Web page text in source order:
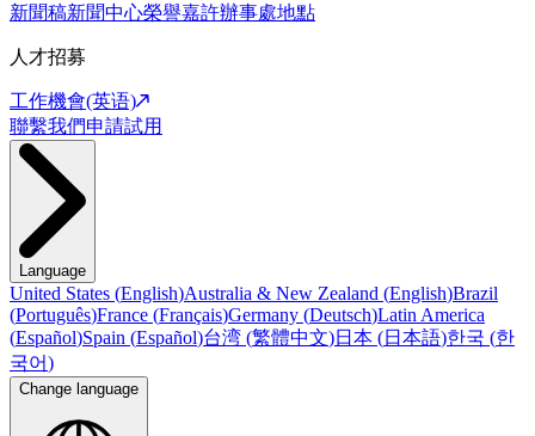
新聞稿新聞中心榮譽嘉許辦事處地點
人才招募
工作機會(英语)
聯繫我們申請試用
Language
United States (English)Australia & New Zealand (English)Brazil
(Português)France (Français)Germany (Deutsch)Latin America
(Español)Spain (Español)台湾 (繁體中文)日本 (日本語)한국 (한
국어)
Change language